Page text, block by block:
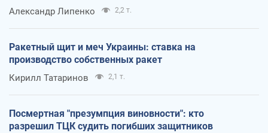
Александр Липенко 2,2 т.
Ракетный щит и меч Украины: ставка на
производство собственных ракет
Кирилл Татаринов 2,1 т.
Посмертная "презумпция виновности": кто
разрешил ТЦК судить погибших защитников